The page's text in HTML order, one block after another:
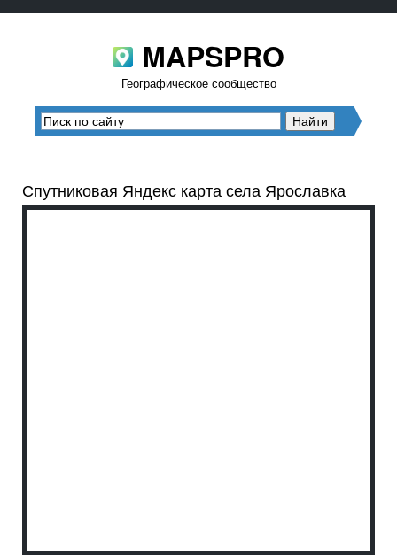
MAPSPRO
Географическое сообщество
Спутниковая Яндекс карта села Ярославка